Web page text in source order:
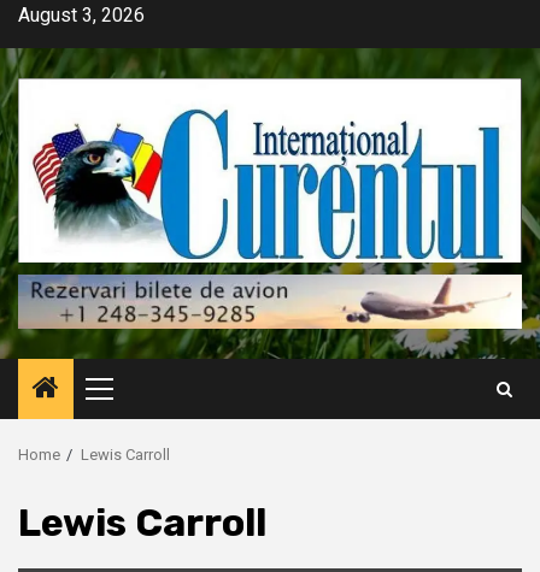
Skip
content
August 3, 2026
Primary
Menu
Home Lewis Carroll
Lewis Carroll